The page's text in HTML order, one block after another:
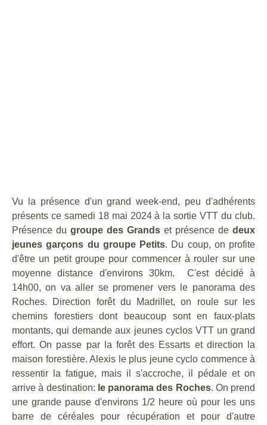
Vu la présence d'un grand week-end, peu d'adhérents
présents ce samedi 18 mai 2024 à la sortie VTT du club.
Présence du groupe des Grands et présence de deux
jeunes garçons du groupe Petits. Du coup, on profite
d'être un petit groupe pour commencer à rouler sur une
moyenne distance d'environs 30km. C'est décidé à
14h00, on va aller se promener vers le panorama des
Roches. Direction forêt du Madrillet, on roule sur les
chemins forestiers dont beaucoup sont en faux-plats
montants, qui demande aux jeunes cyclos VTT un grand
effort. On passe par la forêt des Essarts et direction la
maison forestière. Alexis le plus jeune cyclo commence à
ressentir la fatigue, mais il s'accroche, il pédale et on
arrive à destination: le panorama des Roches. On prend
une grande pause d'environs 1/2 heure où pour les uns
barre de céréales pour récupération et pour d'autre